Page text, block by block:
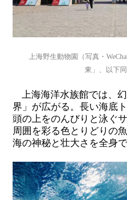
上海野生動物園（写真・
東」、以下同
上海海洋水族館では、
界」が広がる。長い海底
頭の上をのんびりと泳ぐ
周囲を彩る色とりどりの
海の神秘と壮大さを全身で